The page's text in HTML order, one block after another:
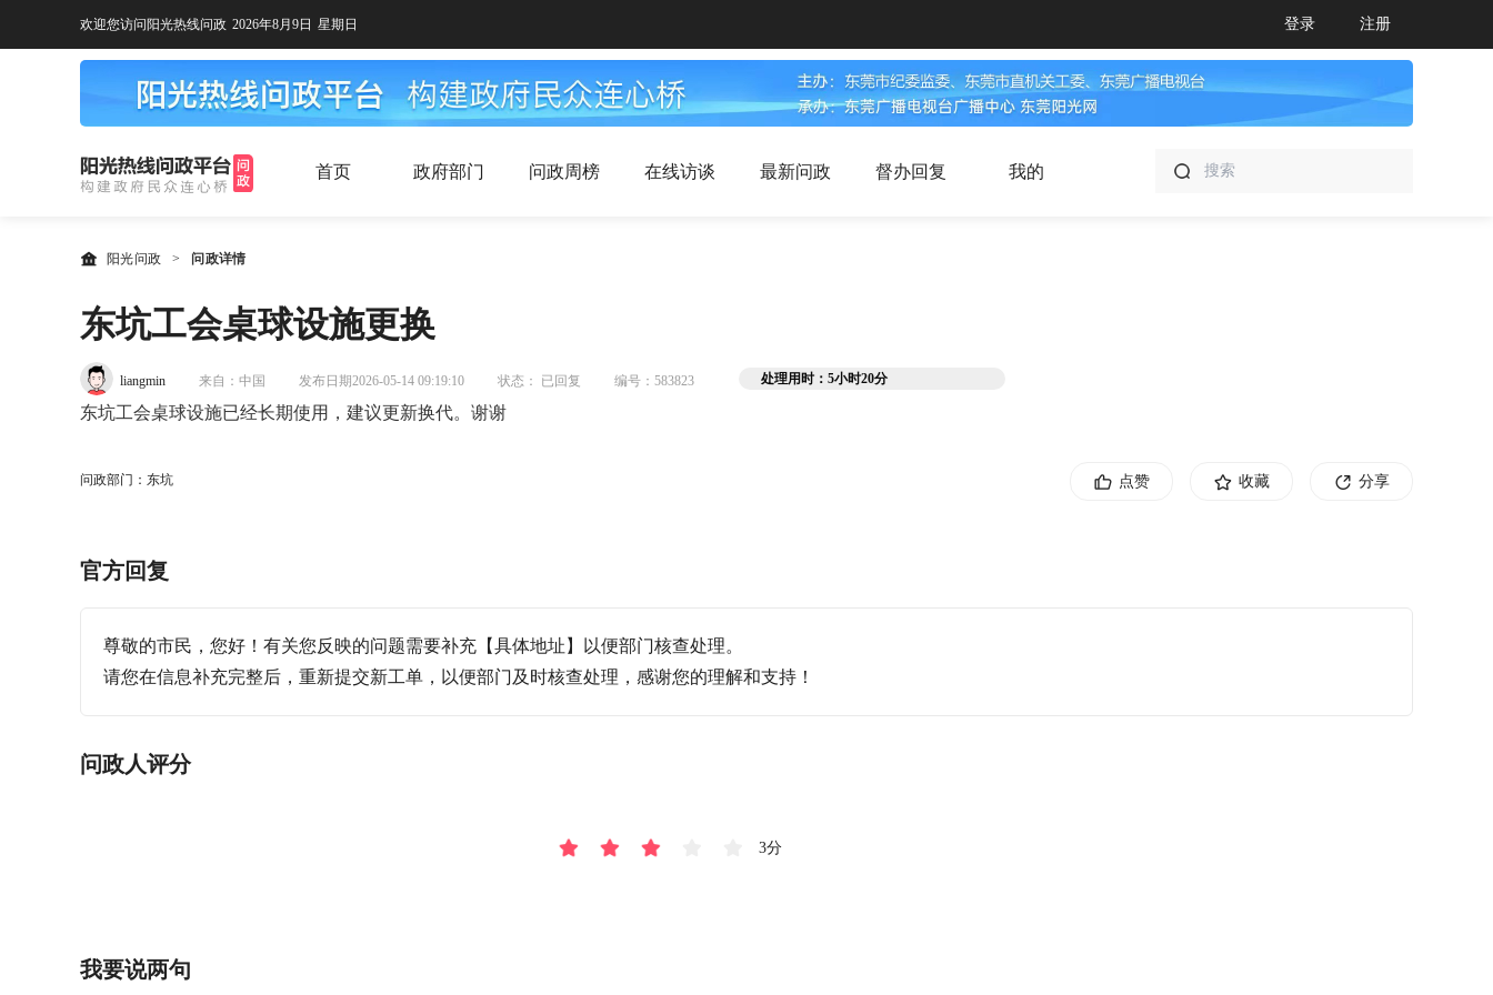
欢迎您访问阳光热线问政 2026年8月9日 星期日 登录 注册
首页 政府部门 问政周榜 在线访谈 最新问政 督办回复 我的
阳光问政 > 问政详情
东坑工会桌球设施更换
liangmin 来自：中国 发布日期2026-05-14 09:19:10 状态： 已回复 编号：583823 处理用时：5小时20分
东坑工会桌球设施已经长期使用，建议更新换代。谢谢
问政部门：东坑 点赞 收藏 分享
官方回复
尊敬的市民，您好！有关您反映的问题需要补充【具体地址】以便部门核查处理。
请您在信息补充完整后，重新提交新工单，以便部门及时核查处理，感谢您的理解和支持！
问政人评分
3分
我要说两句